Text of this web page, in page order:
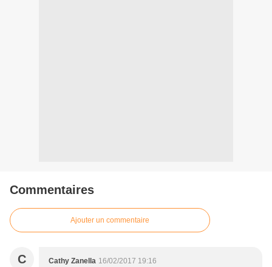
Commentaires
Ajouter un commentaire
C Cathy Zanella 16/02/2017 19:16